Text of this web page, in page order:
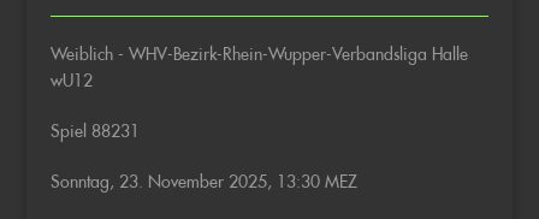
Weiblich - WHV-Bezirk-Rhein-Wupper-Verbandsliga Halle
wU12
Spiel 88231
Sonntag, 23. November 2025, 13:30 MEZ